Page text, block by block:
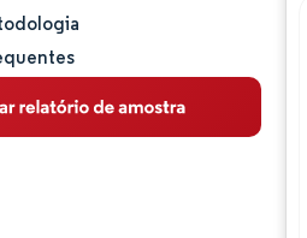
mercado
e insights